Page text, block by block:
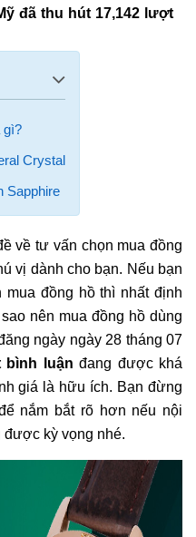
đã thu hút 17,142 lượt
gì?
Crystal
Sapphire
về tư vấn chọn mua đồng
vị dành cho bạn. Nếu bạn
đồng hồ thì nhất định
nên mua đồng hồ dùng
ngày ngày 28 tháng 07
bình luận đang được khá
giá là hữu ích. Bạn đừng
nắm bắt rõ hơn nếu nội
kỳ vọng nhé.